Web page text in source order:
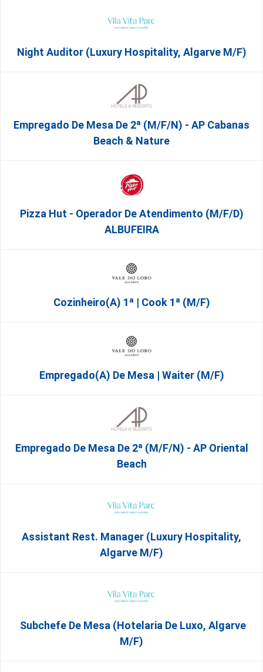
Night Auditor (Luxury Hospitality, Algarve M/F)
Empregado De Mesa De 2ª (M/F/N) - AP Cabanas
Beach & Nature
Pizza Hut - Operador De Atendimento (m/f/d)
ALBUFEIRA
Cozinheiro(a) 1ª | Cook 1ª (M/F)
Empregado(a) De Mesa | Waiter (M/F)
Empregado De Mesa De 2ª (M/F/N) - AP Oriental
Beach
Assistant Rest. Manager (Luxury Hospitality,
Algarve M/F)
Subchefe De Mesa (Hotelaria De Luxo, Algarve
M/F)